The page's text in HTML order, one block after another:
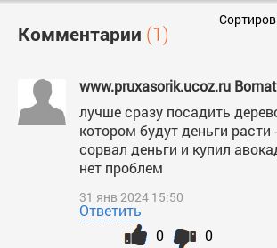
Комментарии (1)
www.pruxasorik.ucoz.ru Bornat
лучше сразу посадить
котором будут деньги расти -
сорвал деньги и купил
нет проблем
31 янв 2024 15:50
Ответить
0
0